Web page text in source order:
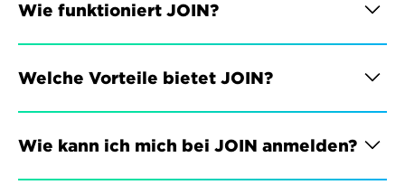
Wie funktioniert JOIN?
Welche Vorteile bietet JOIN?
Wie kann ich mich bei JOIN anmelden?